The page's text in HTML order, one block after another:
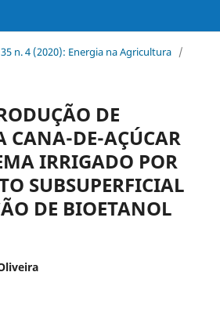
n. 4 (2020): Energia na Agricultura /
DE
CANA-DE-AÇÚCAR
IRRIGADO POR
SUBSUPERFICIAL
DE BIOETANOL